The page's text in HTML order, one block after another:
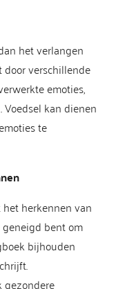
het verlangen
door verschillende
emoties,
kan dienen
te
herkennen van
bent om
bijhouden
gezondere